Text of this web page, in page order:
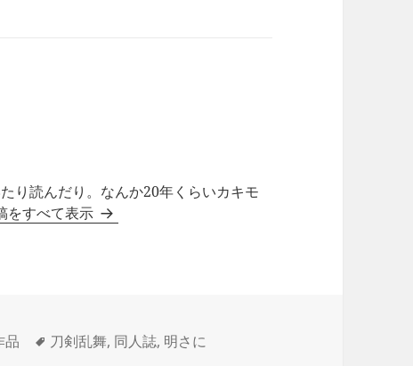
り読んだり。なんか20年くらいカキモ
をすべて表示
品
タ
刀剣乱舞, 同人誌, 明さに